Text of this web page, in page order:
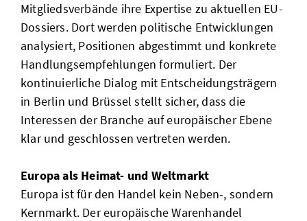
Mitgliedsverbände ihre Expertise zu aktuellen EU-
Dossiers. Dort werden politische Entwicklungen
analysiert, Positionen abgestimmt und konkrete
Handlungsempfehlungen formuliert. Der
kontinuierliche Dialog mit Entscheidungsträgern
in Berlin und Brüssel stellt sicher, dass die
Interessen der Branche auf europäischer Ebene
klar und geschlossen vertreten werden.
Europa als Heimat- und Weltmarkt
Europa ist für den Handel kein Neben-, sondern
Kernmarkt. Der europäische Warenhandel